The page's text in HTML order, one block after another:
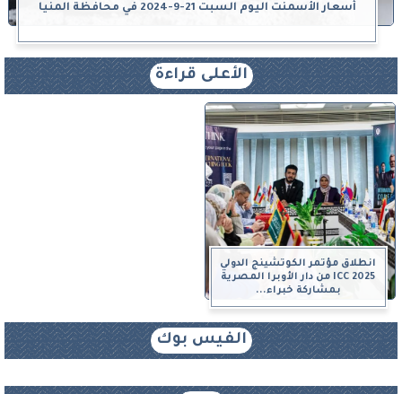
أسعار الأسمنت اليوم السبت 21-9-2024 في محافظة المنيا
الأعلى قراءة
انطلاق مؤتمر الكوتشينج الدولي
ICC 2025 من دار الأوبرا المصرية
بمشاركة خبراء...
الفيس بوك